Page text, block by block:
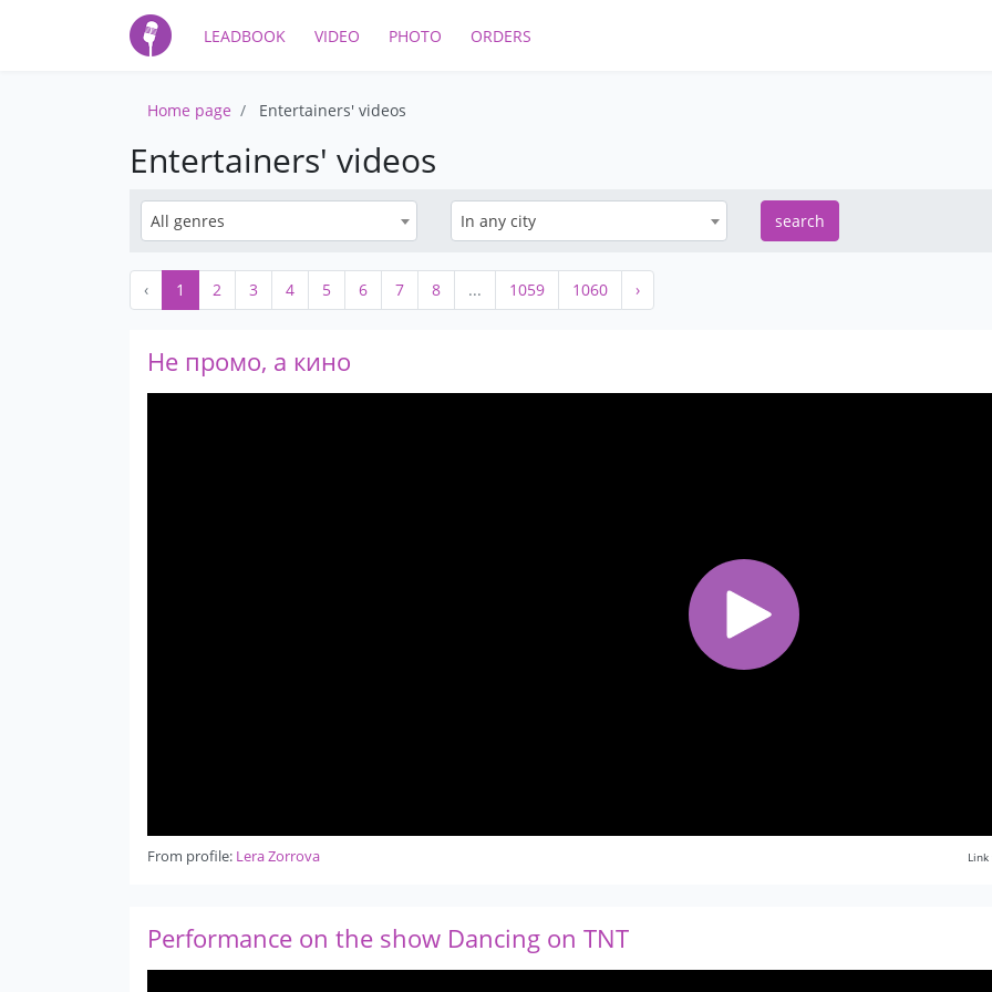
LEADBOOK VIDEO PHOTO ORDERS
Home page Entertainers' videos
Entertainers' videos
All genres In any city search
‹ 1 2 3 4 5 6 7 8 ... 1059 1060 ›
Не промо, а кино
From profile: Lera Zorrova
Performance on the show Dancing on TNT